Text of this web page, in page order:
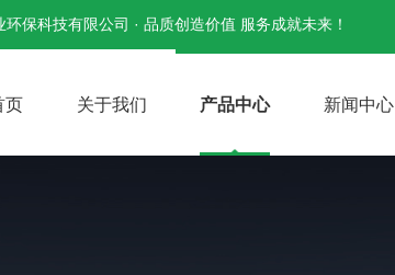
环保科技有限公司 · 品质创造价值 服务成就未来！
页 关于我们 产品中心 新闻中心